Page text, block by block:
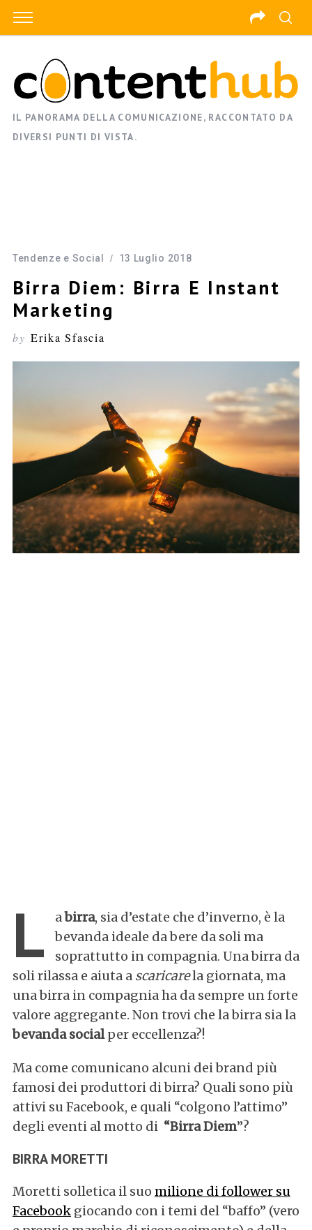
IL PANORAMA DELLA COMUNICAZIONE, RACCONTATO DA
DIVERSI PUNTI DI VISTA.
Tendenze e Social 13 Luglio 2018
Birra Diem: Birra E Instant
Marketing
by Erika Sfascia
L abirra, sia d’estate che d’inverno, è la
bevanda ideale da bere da soli ma
soprattutto in compagnia. Una birra da
soli rilassa e aiuta a scaricarela giornata, ma
una birra in compagnia ha da sempre un forte
valore aggregante. Non trovi che la birra sia la
bevanda socialper eccellenza?!
Ma come comunicano alcuni dei brand più
famosi dei produttori di birra? Quali sono più
attivi su Facebook, e quali “colgono l’attimo”
degli eventi al motto di “Birra Diem”?
BIRRA MORETTI
Moretti solletica il suo milione di follower su
Facebookgiocando con i temi del “baffo” (vero